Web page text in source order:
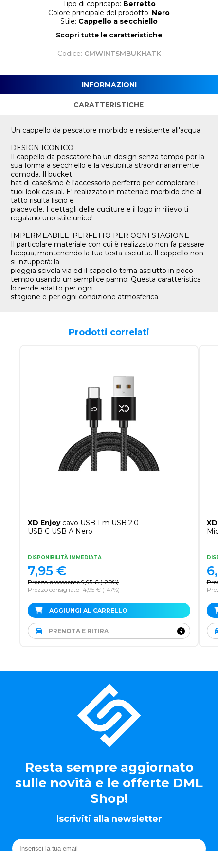
Tipo di copricapo: Berretto
Colore principale del prodotto: Nero
Stile: Cappello a secchiello
Scopri tutte le caratteristiche
Codice: CMWINTSMBUKHATK
INFORMAZIONI
CARATTERISTICHE
Un cappello da pescatore morbido e resistente all'acqua
DESIGN ICONICO
Il cappello da pescatore ha un design senza tempo per la
sua forma a secchiello e la vestibilità straordinariamente
comoda. Il bucket
hat di case&me è l'accessorio perfetto per completare i
tuoi look casual. E' realizzato in materiale morbido che al
tatto risulta liscio e
piacevole. I dettagli delle cuciture e il logo in rilievo ti
regalano uno stile unico!
IMPERMEABILE: PERFETTO PER OGNI STAGIONE
Il particolare materiale con cui è realizzato non fa passare
l'acqua, mantenendo la tua testa asciutta. Il cappello non
si inzupperà: la
pioggia scivola via ed il cappello torna asciutto in poco
tempo usando un semplice panno. Questa caratteristica
lo rende adatto per ogni
stagione e per ogni condizione atmosferica.
Prodotti correlati
XD Enjoycavo USB 1 m USB 2.0
USB C USB A Nero
DISPONIBILITÀ IMMEDIATA
Prezzo precedente 9,95 € (-20%)
Prezzo consigliato 14,95 € (-47%)
7,95 €
AGGIUNGI AL CARRELLO
PRENOTA E RITIRA
Resta sempre aggiornato
sulle novità e le offerte DML
Shop!
Iscriviti alla newsletter